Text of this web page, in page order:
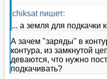
chiksat пишет:
... а земля для подкачки
А зачем "заряды" в
контура, из замкнутой
деваются, что нужно
подкачивать?